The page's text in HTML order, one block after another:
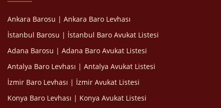
Ankara Barosu | Ankara Baro Levhası
İstanbul Barosu | İstanbul Baro Avukat Listesi
Adana Barosu | Adana Baro Avukat Listesi
Antalya Baro Levhası | Antalya Avukat Listesi
İzmir Baro Levhası | İzmir Avukat Listesi
Konya Baro Levhası | Konya Avukat Listesi